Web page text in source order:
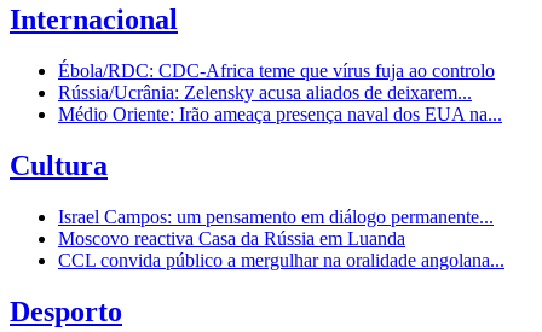
Internacional
Ébola/RDC: CDC-Africa teme que vírus fuja ao controlo
Rússia/Ucrânia: Zelensky acusa aliados de deixarem...
Médio Oriente: Irão ameaça presença naval dos EUA na...
Cultura
Israel Campos: um pensamento em diálogo permanente...
Moscovo reactiva Casa da Rússia em Luanda
CCL convida público a mergulhar na oralidade angolana...
Desporto